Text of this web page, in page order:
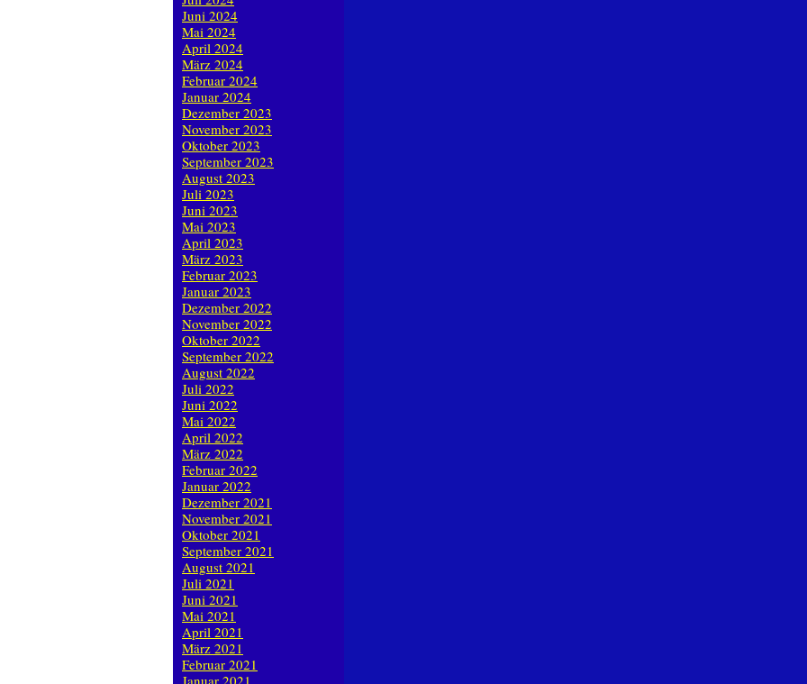
Juni 2024
Mai 2024
April 2024
März 2024
Februar 2024
Januar 2024
Dezember 2023
November 2023
Oktober 2023
September 2023
August 2023
Juli 2023
Juni 2023
Mai 2023
April 2023
März 2023
Februar 2023
Januar 2023
Dezember 2022
November 2022
Oktober 2022
September 2022
August 2022
Juli 2022
Juni 2022
Mai 2022
April 2022
März 2022
Februar 2022
Januar 2022
Dezember 2021
November 2021
Oktober 2021
September 2021
August 2021
Juli 2021
Juni 2021
Mai 2021
April 2021
März 2021
Februar 2021
Januar 2021